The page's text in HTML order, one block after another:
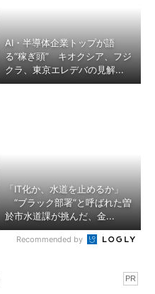
AI・半導体企業トップが語
る“稼ぎ頭” キオクシア、フジ
クラ、東京エレデバの見解...
「IT化か、水道を止めるか」
“ブラック部署”と呼ばれた曽
於市水道課が挑んだ、金...
Recommended by
PR